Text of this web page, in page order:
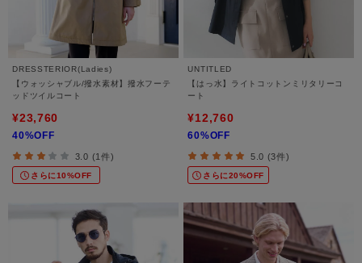
DRESSTERIOR(Ladies)
【ウォッシャブル/撥水素材】撥水フーテ
ッドツイルコート
¥23,760
40%OFF
3.0 (1件)
さらに10%OFF
UNTITLED
【はっ水】ライトコットンミリタリーコ
ート
¥12,760
60%OFF
5.0 (3件)
さらに20%OFF